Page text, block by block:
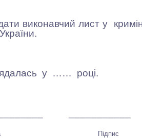
виконавчий лист у
у …… році.
Підпис